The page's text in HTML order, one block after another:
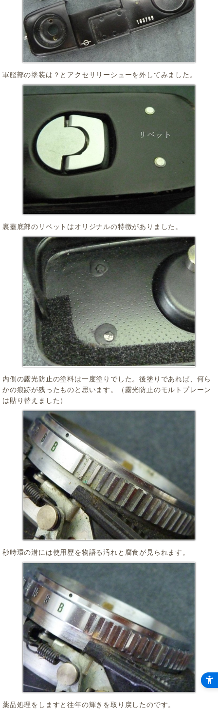
軍艦部の塗装は？とアクセサリーシューを外してみました。
裏蓋底部のリベットはオリジナルの特徴がありました。
内側の露光防止の塗料は一度塗りでした。後塗りであれば、何ら
かの痕跡が残ったものと思います。（露光防止のモルトプレーン
は貼り替えました）
秒時環の溝には使用歴を物語る汚れと腐食が見られます。
薬品処理をしますと往年の輝きを取り戻したのです。